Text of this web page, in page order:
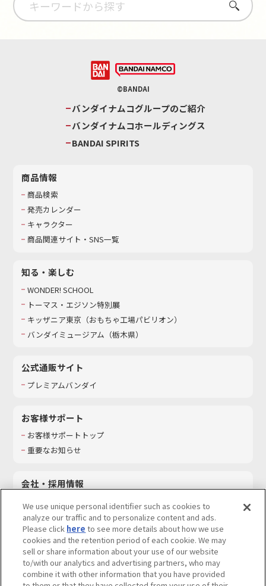
さがす
©BANDAI
バンダイナムコグループのご紹介
バンダイナムコホールディングス
BANDAI SPIRITS
商品情報
商品検索
発売カレンダー
キャラクター
商品関連サイト・SNS一覧
知る・楽しむ
WONDER! SCHOOL
トーマス・エジソン特別展
キッザニア東京（おもちゃ工場パビリオン）​
バンダイミュージアム（栃木県）
公式通販サイト
プレミアムバンダイ
お客様サポート
お客様サポートトップ
重要なお知らせ
会社・採用情報
採用情報
サステナビリティ
お問い合わせ
We use unique personal identifier such as cookies to
analyze our traffic and to personalize content and ads.
Please click here to see more details about how we use
cookies and the retention period of each cookie. We may
sell or share information about your use of our website
to/with our analytics and advertising partners, who may
combine it with other information that you have provided